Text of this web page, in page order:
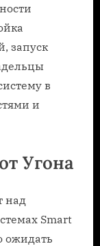
запуск
в
и
Угона
над
Smart
ожидать